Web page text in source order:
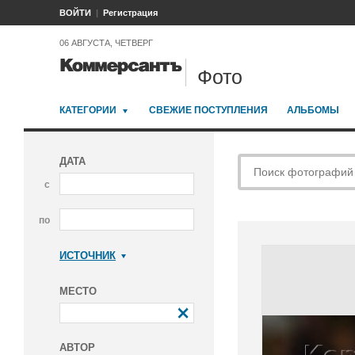
ВОЙТИ Регистрация
06 АВГУСТА, ЧЕТВЕРГ
Фото
КАТЕГОРИИ СВЕЖИЕ ПОСТУПЛЕНИЯ АЛЬБОМЫ
ДАТА
с
по
ИСТОЧНИК
МЕСТО
АВТОР